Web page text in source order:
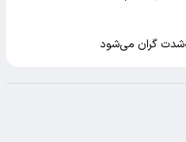
گران‌ می‌شود